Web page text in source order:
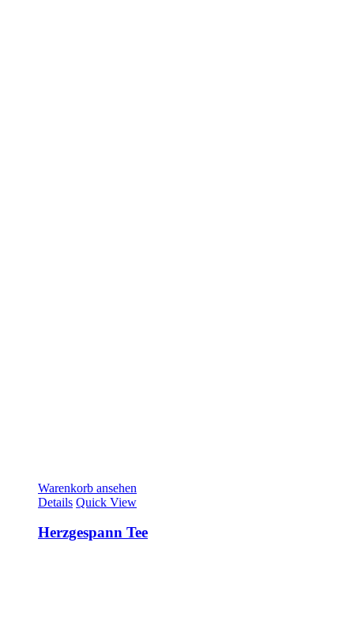
Warenkorb ansehen
Details Quick View
Herzgespann Tee